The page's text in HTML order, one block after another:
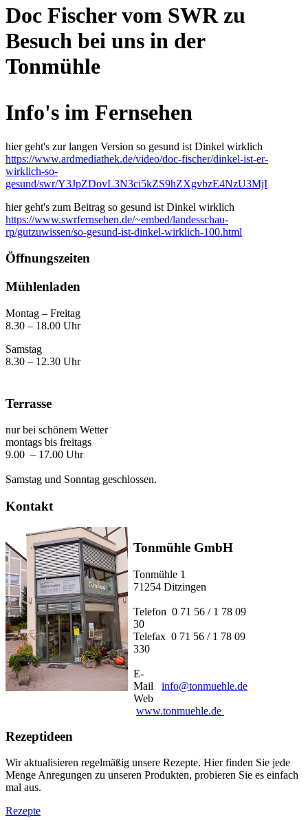
Doc Fischer vom SWR zu
Besuch bei uns in der
Tonmühle
Info's im Fernsehen
hier geht's zur langen Version so gesund ist Dinkel wirklich
https://www.ardmediathek.de/video/doc-fischer/dinkel-ist-er-
wirklich-so-
gesund/swr/Y3JpZDovL3N3ci5kZS9hZXgvbzE4NzU3MjI
hier geht's zum Beitrag so gesund ist Dinkel wirklich
https://www.swrfernsehen.de/~embed/landesschau-
rp/gutzuwissen/so-gesund-ist-dinkel-wirklich-100.html
Öffnungszeiten
Mühlenladen
Montag – Freitag
8.30 – 18.00 Uhr
Samstag
8.30 – 12.30 Uhr
Terrasse
nur bei schönem Wetter
montags bis freitags
9.00 – 17.00 Uhr
Samstag und Sonntag geschlossen.
Kontakt
Tonmühle GmbH
Tonmühle 1
71254 Ditzingen
Telefon 0 71 56 / 1 78 09
30
Telefax 0 71 56 / 1 78 09
330
E-
Mail
info@tonmuehle.de
Web
www.tonmuehle.de
Rezeptideen
Wir aktualisieren regelmäßig unsere Rezepte. Hier finden Sie jede
Menge Anregungen zu unseren Produkten, probieren Sie es einfach
mal aus.
Rezepte